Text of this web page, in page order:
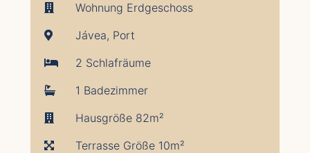
Wohnung Erdgeschoss
Jávea, Port
2 Schlafräume
1 Badezimmer
Hausgröße 82m²
Terrasse Größe 10m²